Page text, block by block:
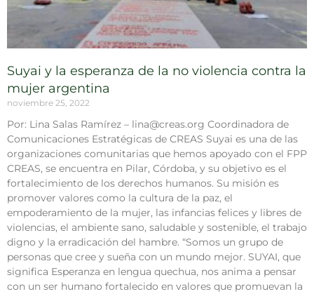
Suyai y la esperanza de la no violencia contra la
mujer argentina
noviembre 25, 2022
Por: Lina Salas Ramírez – lina@creas.org Coordinadora de
Comunicaciones Estratégicas de CREAS Suyai es una de las
organizaciones comunitarias que hemos apoyado con el FPP
CREAS, se encuentra en Pilar, Córdoba, y su objetivo es el
fortalecimiento de los derechos humanos. Su misión es
promover valores como la cultura de la paz, el
empoderamiento de la mujer, las infancias felices y libres de
violencias, el ambiente sano, saludable y sostenible, el trabajo
digno y la erradicación del hambre. “Somos un grupo de
personas que cree y sueña con un mundo mejor. SUYAI, que
significa Esperanza en lengua quechua, nos anima a pensar
con un ser humano fortalecido en valores que promuevan la